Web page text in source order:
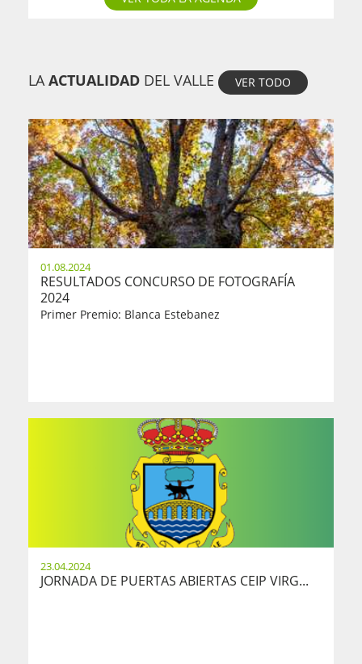
LAACTUALIDAD DEL VALLE VER TODO
01.08.2024
RESULTADOS CONCURSO DE FOTOGRAFÍA
2024
Primer Premio: Blanca Estebanez
23.04.2024
JORNADA DE PUERTAS ABIERTAS CEIP VIRG...